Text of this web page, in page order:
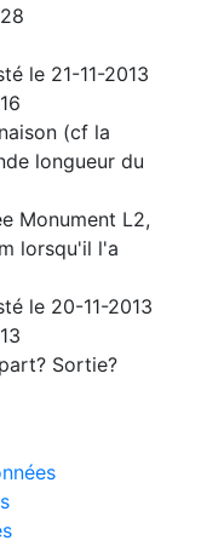
le 21-11-2013
(cf la
longueur du
Monument L2,
lorsqu'il l'a
le 20-11-2013
Sortie?